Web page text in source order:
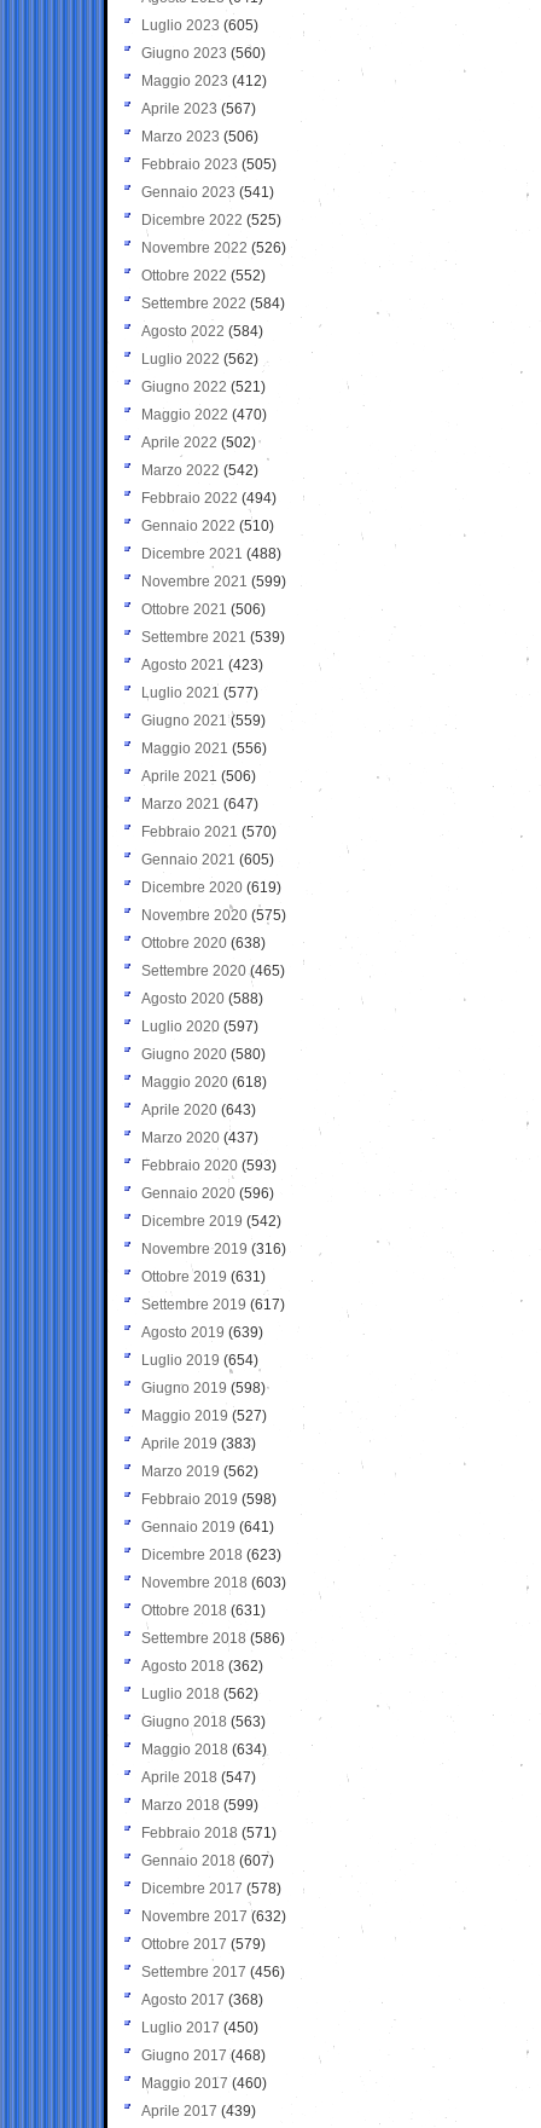
Luglio 2023 (605)
Giugno 2023 (560)
Maggio 2023 (412)
Aprile 2023 (567)
Marzo 2023 (506)
Febbraio 2023 (505)
Gennaio 2023 (541)
Dicembre 2022 (525)
Novembre 2022 (526)
Ottobre 2022 (552)
Settembre 2022 (584)
Agosto 2022 (584)
Luglio 2022 (562)
Giugno 2022 (521)
Maggio 2022 (470)
Aprile 2022 (502)
Marzo 2022 (542)
Febbraio 2022 (494)
Gennaio 2022 (510)
Dicembre 2021 (488)
Novembre 2021 (599)
Ottobre 2021 (506)
Settembre 2021 (539)
Agosto 2021 (423)
Luglio 2021 (577)
Giugno 2021(559)
Maggio 2021 (556)
Aprile 2021 (506)
Marzo 2021 (647)
Febbraio 2021 (570)
Gennaio 2021 (605)
Dicembre 2020 (619)
Novembre 2020 (575)
Ottobre 2020 (638)
Settembre 2020(465)
Agosto 2020 (588)
Luglio 2020 (597)
Giugno 2020 (580)
Maggio 2020 (618)
Aprile 2020 (643)
Marzo 2020 (437)
Febbraio 2020 (593)
Gennaio 2020 (596)
Dicembre 2019 (542)
Novembre 2019 (316)
Ottobre 2019 (631)
Settembre 2019 (617)
Agosto 2019 (639)
Luglio 2019 (654)
Giugno 2019 (598)
Maggio 2019 (527)
Aprile 2019 (383)
Marzo 2019 (562)
Febbraio 2019 (598)
Gennaio 2019 (641)
Dicembre 2018 (623)
Novembre 2018 (603)
Ottobre 2018 (631)
Settembre 2018 (586)
Agosto 2018 (362)
Luglio 2018 (562)
Giugno 2018 (563)
Maggio 2018 (634)
Aprile 2018 (547)
Marzo 2018 (599)
Febbraio 2018 (571)
Gennaio 2018 (607)
Dicembre 2017 (578)
Novembre 2017 (632)
Ottobre 2017 (579)
Settembre 2017 (456)
Agosto 2017 (368)
Luglio 2017 (450)
Giugno 2017 (468)
Maggio 2017 (460)
Aprile 2017 (439)